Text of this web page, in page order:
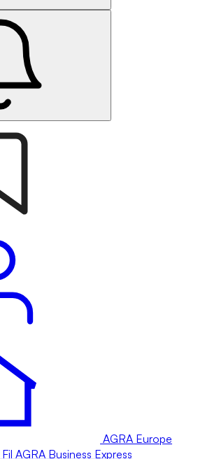
AGRA Europe
Fil AGRA Business Express